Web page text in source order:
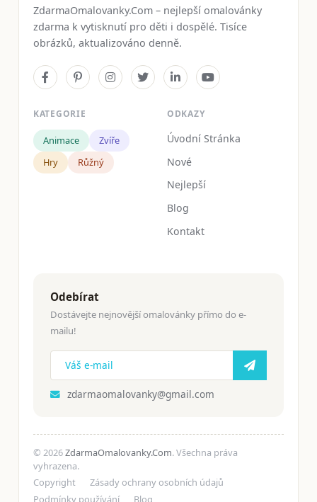
ZdarmaOmalovanky.Com – nejlepší omalovánky
zdarma k vytisknutí pro děti i dospělé. Tisíce
obrázků, aktualizováno denně.
KATEGORIE
Animace
Zvíře
Hry
Růžný
ODKAZY
Úvodní Stránka
Nové
Nejlepší
Blog
Kontakt
Odebírat
Dostávejte nejnovější omalovánky přímo do e-
mailu!
zdarmaomalovanky@gmail.com
© 2026ZdarmaOmalovanky.Com. Všechna práva
vyhrazena.
Copyright
Zásady ochrany osobních údajů
Podmínky používání
Blog